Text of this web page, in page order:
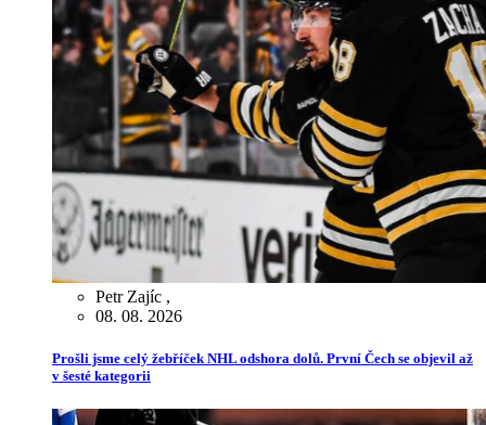
Petr Zajíc ,
08. 08. 2026
Prošli jsme celý žebříček NHL odshora dolů. První Čech se objevil až
v šesté kategorii